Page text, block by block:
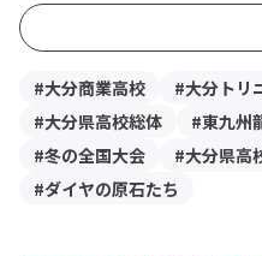
#大分商業高校 #大分トリ
#大分県高校総体
#東九州
#冬の全国大会
#大分県高
#ダイヤの原石たち